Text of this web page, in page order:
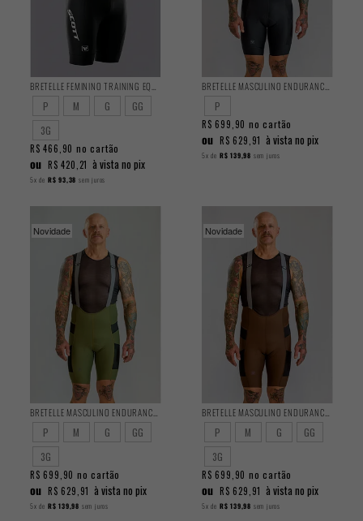
BRETELLE FEMININO TRAINING EQUIPE SCOTT
P M G
GG
3G
R$ 466,90 no cartão
ou R$ 420,21 à vista no pix
5x de R$ 93,38 sem juros
BRETELLE MASCULINO ENDURANCE CARGO BLACK
P
R$ 699,90 no cartão
ou R$ 629,91 à vista no pix
5x de R$ 139,98 sem juros
Novidade
P M G
GG
3G
R$ 699,90 no cartão
ou R$ 629,91 à vista no pix
5x de R$ 139,98 sem juros
Novidade
P M G
GG
3G
R$ 699,90 no cartão
ou R$ 629,91 à vista no pix
5x de R$ 139,98 sem juros